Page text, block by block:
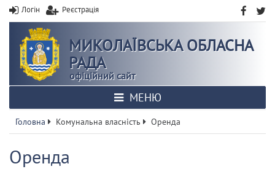
Логін Реєстрація
МИКОЛАЇВСЬКА ОБЛАСНА
РАДА
офіційний сайт
МЕНЮ
Головна Комунальна власність Оренда
Оренда